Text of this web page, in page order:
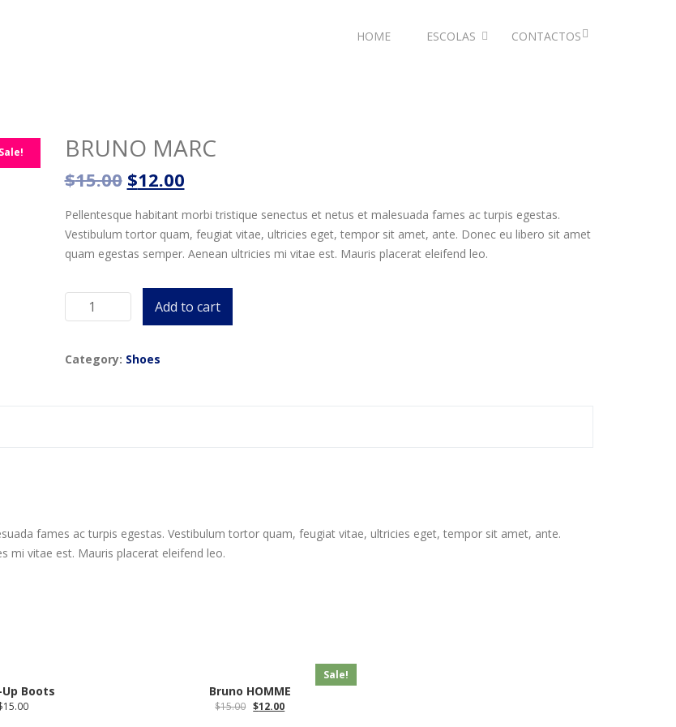
HOME ESCOLAS CONTACTOS
Sale! BRUNO MARC
$15.00 $12.00
Pellentesque habitant morbi tristique senectus et netus et malesuada fames ac turpis egestas.
Vestibulum tortor quam, feugiat vitae, ultricies eget, tempor sit amet, ante. Donec eu libero sit amet
quam egestas semper. Aenean ultricies mi vitae est. Mauris placerat eleifend leo.
Add to cart
Category: Shoes
fames ac turpis egestas. Vestibulum tortor quam, feugiat vitae, ultricies eget, tempor sit amet, ante.
mi vitae est. Mauris placerat eleifend leo.
Boots
15.00
Sale!
Bruno HOMME
$15.00 $12.00